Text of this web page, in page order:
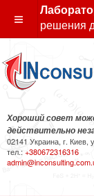
решения
Хороший совет
действительно
02141 Украина, г. Киев,
тел.: +380672316316